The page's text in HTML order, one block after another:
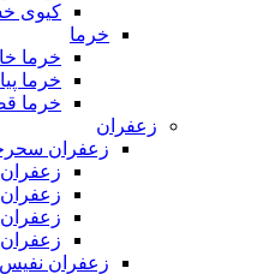
کیوی
خرما
خرما
خرما
خرما
زعفران
زعفران
زعفران